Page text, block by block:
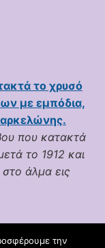
το χρυσό
με εμπόδια,
που κατακτά
το 1912 και
άλμα εις
την